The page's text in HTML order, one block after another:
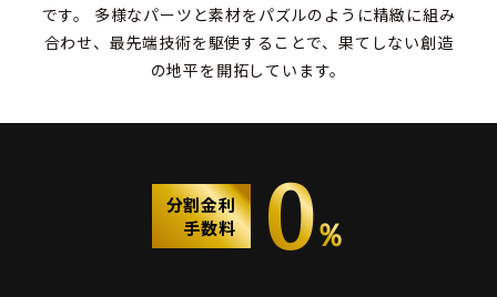
です。 多様なパーツと素材をパズルのように精緻に組み
合わせ、最先端技術を駆使することで、果てしない創造
の地平を開拓しています。
分割金利
手数料
0％